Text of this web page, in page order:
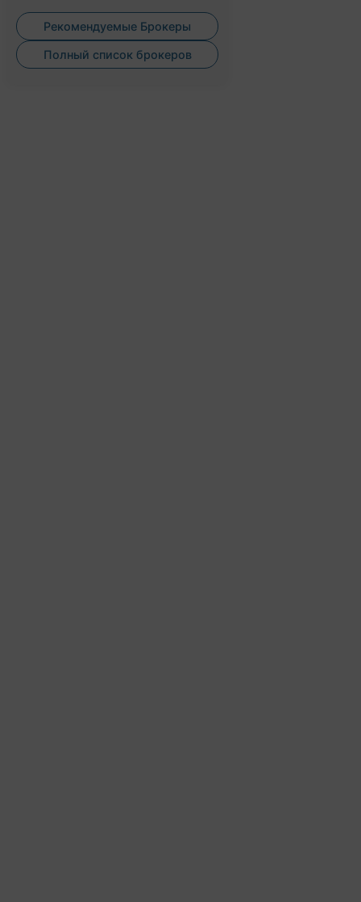
Рекомендуемые Брокеры
Полный список брокеров